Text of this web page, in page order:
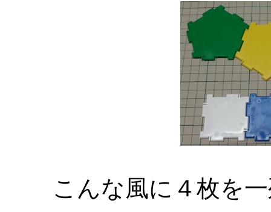
こんな風に４枚を